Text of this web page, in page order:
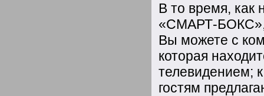
В то время, как
«СМАРТ-БОКС»,
Вы можете с
которая
телевидением;
гостям